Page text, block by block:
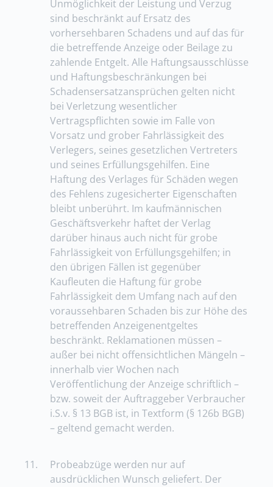
Unmöglichkeit der Leistung und Verzug
sind beschränkt auf Ersatz des
vorhersehbaren Schadens und auf das für
die betreffende Anzeige oder Beilage zu
zahlende Entgelt. Alle Haftungsausschlüsse
und Haftungsbeschränkungen bei
Schadensersatzansprüchen gelten nicht
bei Verletzung wesentlicher
Vertragspflichten sowie im Falle von
Vorsatz und grober Fahrlässigkeit des
Verlegers, seines gesetzlichen Vertreters
und seines Erfüllungsgehilfen. Eine
Haftung des Verlages für Schäden wegen
des Fehlens zugesicherter Eigenschaften
bleibt unberührt. Im kaufmännischen
Geschäftsverkehr haftet der Verlag
darüber hinaus auch nicht für grobe
Fahrlässigkeit von Erfüllungsgehilfen; in
den übrigen Fällen ist gegenüber
Kaufleuten die Haftung für grobe
Fahrlässigkeit dem Umfang nach auf den
voraussehbaren Schaden bis zur Höhe des
betreffenden Anzeigenentgeltes
beschränkt. Reklamationen müssen –
außer bei nicht offensichtlichen Mängeln –
innerhalb vier Wochen nach
Veröffentlichung der Anzeige schriftlich –
bzw. soweit der Auftraggeber Verbraucher
i.S.v. § 13 BGB ist, in Textform (§ 126b BGB)
– geltend gemacht werden.
11.
Probeabzüge werden nur auf
ausdrücklichen Wunsch geliefert. Der